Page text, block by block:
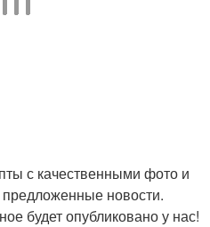
с качественными фото и
новости.
будет опубликовано у нас!